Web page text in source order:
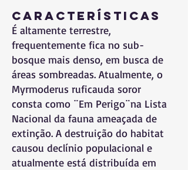
Características
É altamente terrestre,
frequentemente fica no sub-
bosque mais denso, em busca de
áreas sombreadas. Atualmente, o
Myrmoderus ruficauda soror
consta como ¨Em Perigo¨na Lista
Nacional da fauna ameaçada de
extinção. A destruição do habitat
causou declínio populacional e
atualmente está distribuída em